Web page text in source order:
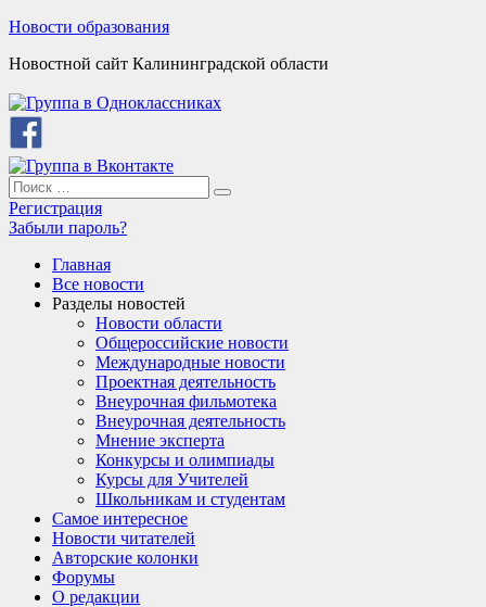
Skip
content
Новости образования
Новостной сайт Калининградской области
Search
for:
Search
Регистрация
Забыли пароль?
Главная
Все новости
Разделы новостей
Новости области
Общероссийские новости
Международные новости
Проектная деятельность
Внеурочная фильмотека
Внеурочная деятельность
Мнение эксперта
Конкурсы и олимпиады
Курсы для Учителей
Школьникам и студентам
Самое интересное
Новости читателей
Авторские колонки
Форумы
О редакции